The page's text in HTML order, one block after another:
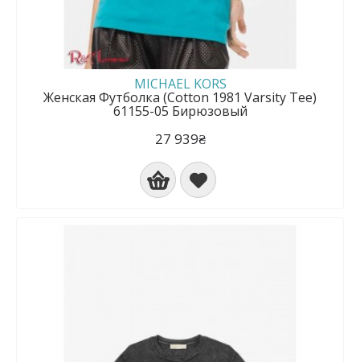
MICHAEL KORS
Женская Футболка (Cotton 1981 Varsity Tee)
61155-05 Бирюзовый
27 939₴